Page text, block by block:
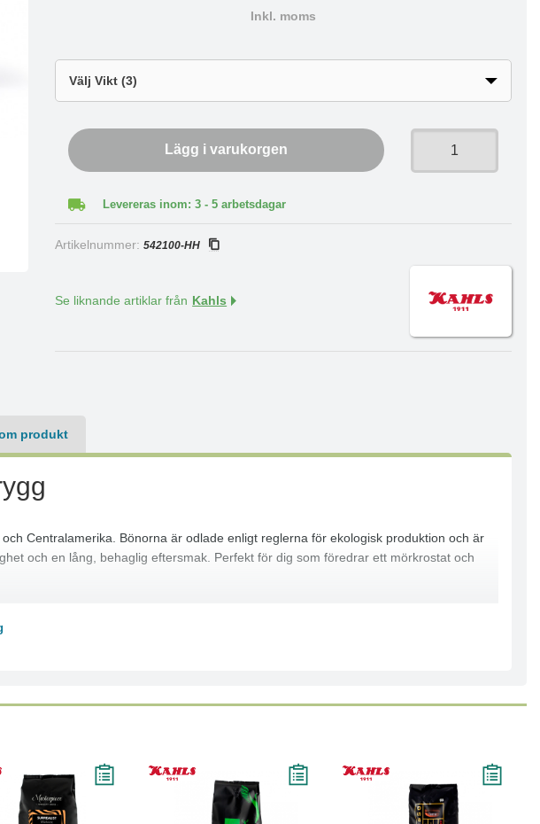
Inkl. moms
Lägg i varukorgen
Levereras inom: 3 - 5 arbetsdagar
Artikelnummer:542100-HH
Se liknande artiklar från Kahls
produkt
Centralamerika. Bönorna är odlade enligt reglerna för ekologisk produktion och är
och en lång, behaglig eftersmak. Perfekt för dig som föredrar ett mörkrostat och